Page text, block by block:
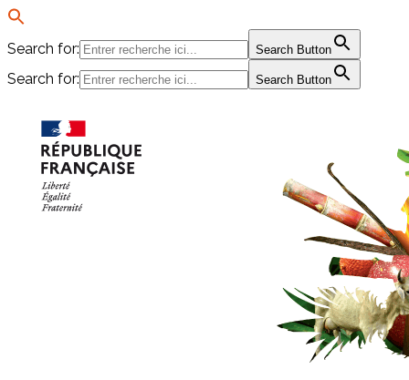
Search for: Search Button
Search for: Search Button
contenu